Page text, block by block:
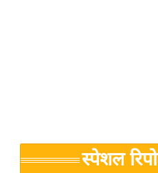
Breaking
News in
जगत
स्पेशल